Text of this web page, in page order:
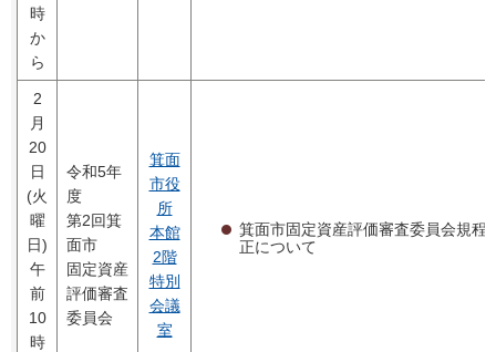
時
か
ら
2
月
20
日
(火
曜
日)
午
前
10
時
令和5年
度
第2回箕
面市
固定資産
評価審査
委員会
箕面
市役
所
本館
2階
特別
会議
室
箕面市固定資産評価審査委員会規程
正について